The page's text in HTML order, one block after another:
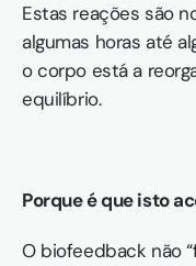
Estas reações são
algumas horas até
o corpo está a
equilíbrio.
Porque é que isto
O biofeedback não